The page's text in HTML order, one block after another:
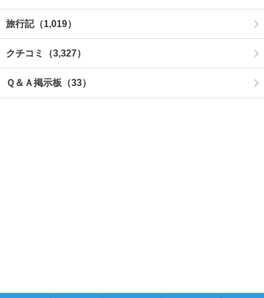
旅行記（1,019）
クチコミ（3,327）
Ｑ＆Ａ掲示板（33）